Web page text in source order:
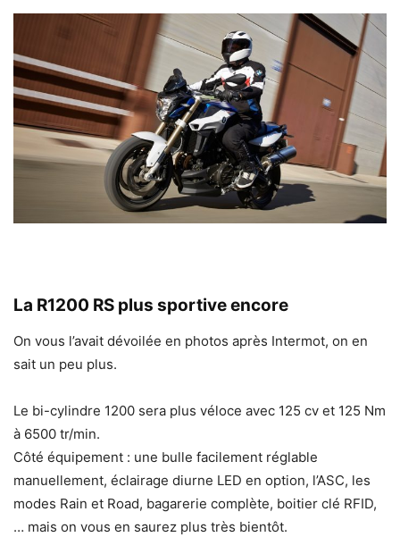
La R1200 RS plus sportive encore
On vous l’avait dévoilée en photos après Intermot, on en
sait un peu plus.
Le bi-cylindre 1200 sera plus véloce avec 125 cv et 125 Nm
à 6500 tr/min.
Côté équipement : une bulle facilement réglable
manuellement, éclairage diurne LED en option, l’ASC, les
modes Rain et Road, bagarerie complète, boitier clé RFID,
… mais on vous en saurez plus très bientôt.